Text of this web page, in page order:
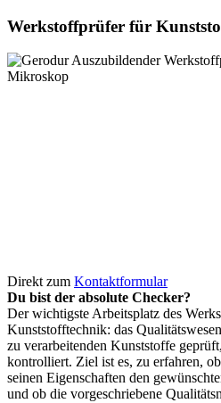
Werkstoffprüfer für
Direkt zum Kontaktformular
Du bist der absolute Checker?
Der wichtigste Arbeitsplatz des
Kunststofftechnik: das
zu verarbeitenden Kunststoffe
kontrolliert. Ziel ist es, zu erfahren,
seinen Eigenschaften den
und ob die vorgeschriebene